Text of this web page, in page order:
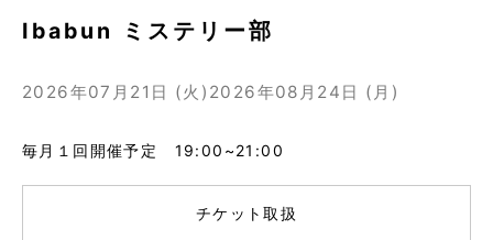
Ibabun ミステリー部
2026年07月21日 (火) 2026年08月24日 (月)
毎月１回開催予定 19:00~21:00
チケット取扱